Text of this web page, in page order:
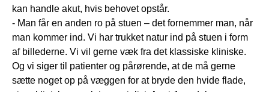
kan handle akut, hvis behovet opstår.
- Man får en anden ro på stuen – det fornemmer man, når
man kommer ind. Vi har trukket natur ind på stuen i form
af billederne. Vi vil gerne væk fra det klassiske kliniske.
Og vi siger til patienter og pårørende, at de må gerne
sætte noget op på væggen for at bryde den hvide flade,